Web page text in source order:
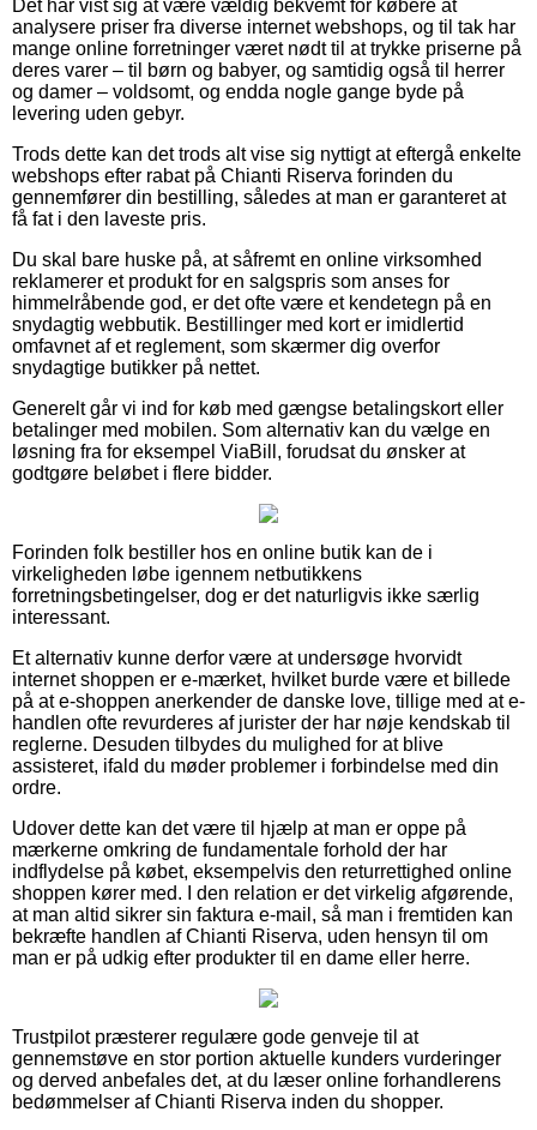
Det har vist sig at være vældig bekvemt for købere at
analysere priser fra diverse internet webshops, og til tak har
mange online forretninger været nødt til at trykke priserne på
deres varer – til børn og babyer, og samtidig også til herrer
og damer – voldsomt, og endda nogle gange byde på
levering uden gebyr.
Trods dette kan det trods alt vise sig nyttigt at eftergå enkelte
webshops efter rabat på Chianti Riserva forinden du
gennemfører din bestilling, således at man er garanteret at
få fat i den laveste pris.
Du skal bare huske på, at såfremt en online virksomhed
reklamerer et produkt for en salgspris som anses for
himmelråbende god, er det ofte være et kendetegn på en
snydagtig webbutik. Bestillinger med kort er imidlertid
omfavnet af et reglement, som skærmer dig overfor
snydagtige butikker på nettet.
Generelt går vi ind for køb med gængse betalingskort eller
betalinger med mobilen. Som alternativ kan du vælge en
løsning fra for eksempel ViaBill, forudsat du ønsker at
godtgøre beløbet i flere bidder.
Forinden folk bestiller hos en online butik kan de i
virkeligheden løbe igennem netbutikkens
forretningsbetingelser, dog er det naturligvis ikke særlig
interessant.
Et alternativ kunne derfor være at undersøge hvorvidt
internet shoppen er e-mærket, hvilket burde være et billede
på at e-shoppen anerkender de danske love, tillige med at e-
handlen ofte revurderes af jurister der har nøje kendskab til
reglerne. Desuden tilbydes du mulighed for at blive
assisteret, ifald du møder problemer i forbindelse med din
ordre.
Udover dette kan det være til hjælp at man er oppe på
mærkerne omkring de fundamentale forhold der har
indflydelse på købet, eksempelvis den returrettighed online
shoppen kører med. I den relation er det virkelig afgørende,
at man altid sikrer sin faktura e-mail, så man i fremtiden kan
bekræfte handlen af Chianti Riserva, uden hensyn til om
man er på udkig efter produkter til en dame eller herre.
Trustpilot præsterer regulære gode genveje til at
gennemstøve en stor portion aktuelle kunders vurderinger
og derved anbefales det, at du læser online forhandlerens
bedømmelser af Chianti Riserva inden du shopper.